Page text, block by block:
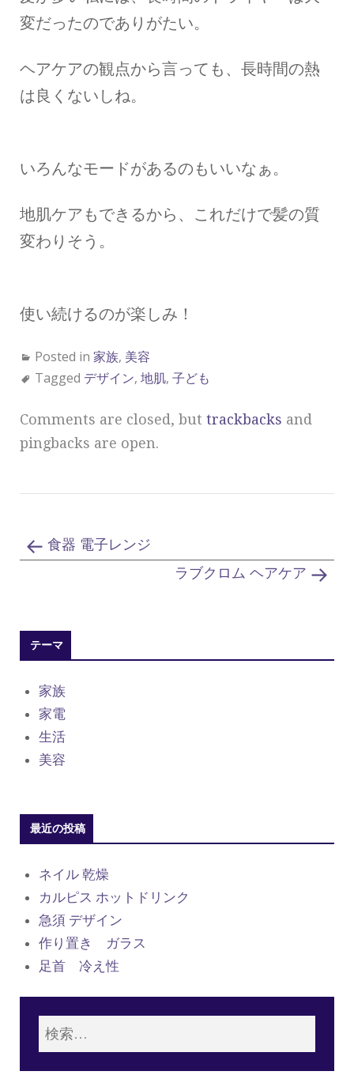
変だったのでありがたい。
ヘアケアの観点から言っても、長時間の熱
は良くないしね。
いろんなモードがあるのもいいなぁ。
地肌ケアもできるから、これだけで髪の質
変わりそう。
使い続けるのが楽しみ！
Posted in 家族, 美容
Tagged デザイン, 地肌, 子ども
Comments are closed, but trackbacks and
pingbacks are open.
食器 電子レンジ
ラブクロム ヘアケア
テーマ
家族
家電
生活
美容
最近の投稿
ネイル 乾燥
カルピス ホットドリンク
急須 デザイン
作り置き ガラス
足首 冷え性